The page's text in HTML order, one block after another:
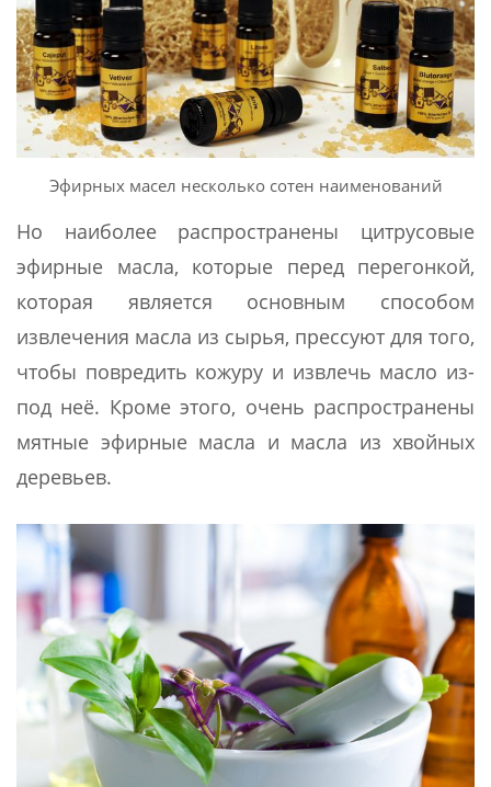
Эфирных масел несколько сотен наименований
Но наиболее распространены цитрусовые
эфирные масла, которые перед перегонкой,
которая является основным способом
извлечения масла из сырья, прессуют для того,
чтобы повредить кожуру и извлечь масло из-
под неё. Кроме этого, очень распространены
мятные эфирные масла и масла из хвойных
деревьев.